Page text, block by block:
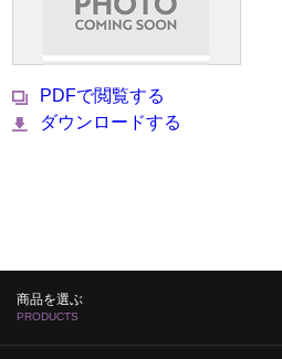
PDFで閲覧する
ダウンロードする
商品を選ぶ
PRODUCTS